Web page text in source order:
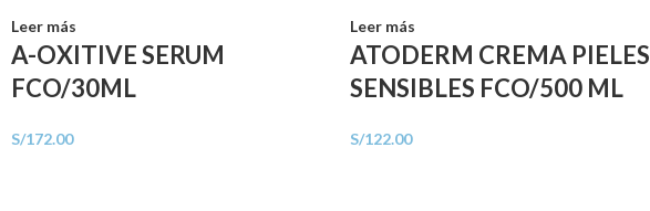
Leer más
A-OXITIVE SERUM
FCO/30ML
S/172.00
Leer más
ATODERM CREMA PIELES
SENSIBLES FCO/500 ML
S/122.00